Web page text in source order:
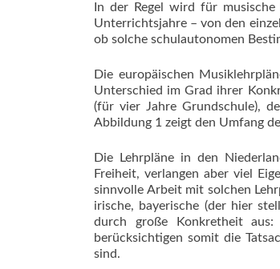
In der Regel wird für
Unterrichtsjahre – von den
ob solche schulautonomen
Die europäischen
Unterschied im Grad ihrer
(für vier Jahre Grundschule),
Abbildung 1 zeigt den Umfang
Die Lehrpläne in den
Freiheit, verlangen aber viel
sinnvolle Arbeit mit solchen
irische, bayerische (der hier
durch große Konkretheit aus:
berücksichtigen somit die
sind.